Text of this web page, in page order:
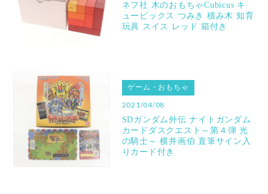
ネフ社 木のおもちゃCubicus キ
ュービックス つみき 積み木 知育
玩具 スイス レッド 箱付き
ゲーム・おもちゃ
2021/04/08
SDガンダム外伝 ナイトガンダム
カードダスクエスト～第４弾 光
の騎士～ 横井画伯 直筆サイン入
りカード付き